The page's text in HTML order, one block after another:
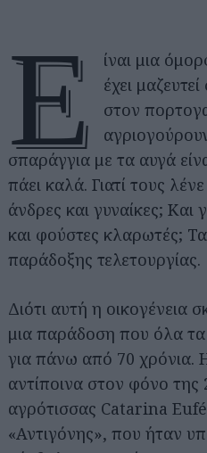
Ε
ίναι μια
έχει
στον
σπαράγγια με τα αυγά
πάει καλά. Γιατί τους
άνδρες και γυναίκες; Και
και φούστες κλαρωτές;
παράδοξης τελετουργίας.
Διότι αυτή η οικογένεια
μια παράδοση που όλα
για πάνω από 70 χρόνια.
αντίποινα στον φόνο της
αγρότισσας Catarina
«Αντιγόνης», που ήταν